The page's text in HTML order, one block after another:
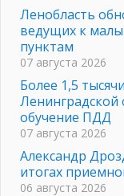
Ленобласть
ведущих к
пунктам
07 августа 2026
Более 1,5
Ленинградской
обучение ПДД
07 августа 2026
Александр
итогах
06 августа 2026